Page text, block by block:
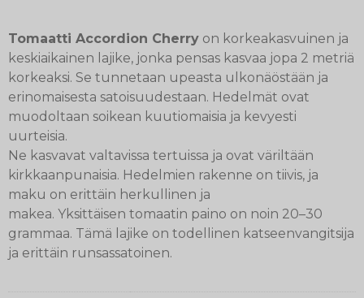
Tomaatti Accordion Cherry on korkeakasvuinen ja
keskiaikainen lajike, jonka pensas kasvaa jopa 2 metriä
korkeaksi. Se tunnetaan upeasta ulkonäöstään ja
erinomaisesta satoisuudestaan. Hedelmät ovat
muodoltaan soikean kuutiomaisia ja kevyesti
uurteisia.
Ne kasvavat valtavissa tertuissa ja ovat väriltään
kirkkaanpunaisia. Hedelmien rakenne on tiivis, ja
maku on erittäin herkullinen ja
makea. Yksittäisen tomaatin paino on noin 20–30
grammaa. Tämä lajike on todellinen katseenvangitsija
ja erittäin runsassatoinen.